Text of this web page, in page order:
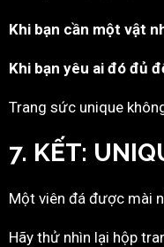
Khi bạn cần một vật
Khi bạn yêu ai đó đủ
Trang sức unique
7. KẾT:
Một viên đá được mài
Hãy thử nhìn lại hộp